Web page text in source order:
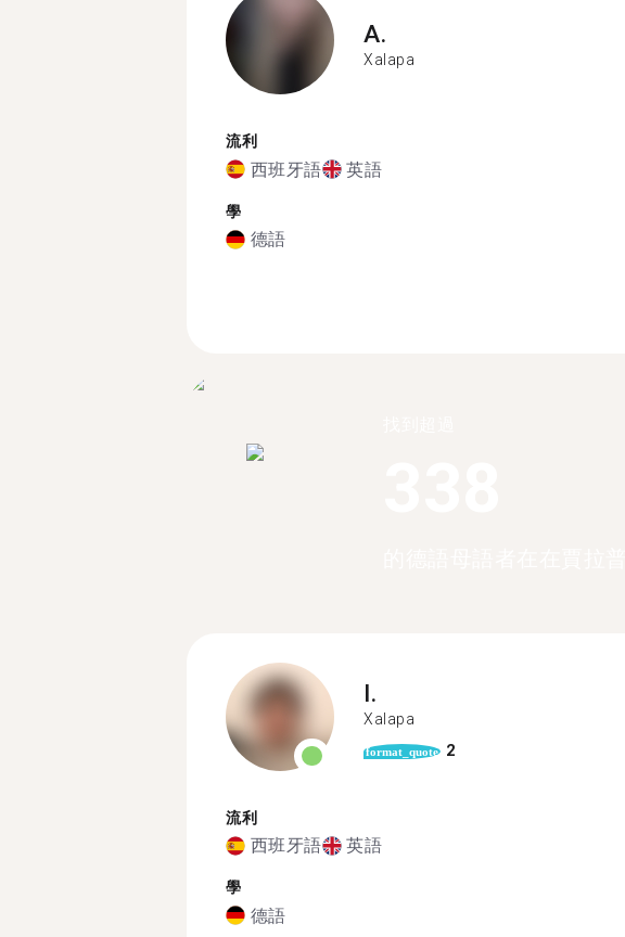
A.
Xalapa
流利
西班牙語 英語
學
德語
I.
Xalapa
format_quote 2
流利
西班牙語 英語
學
德語